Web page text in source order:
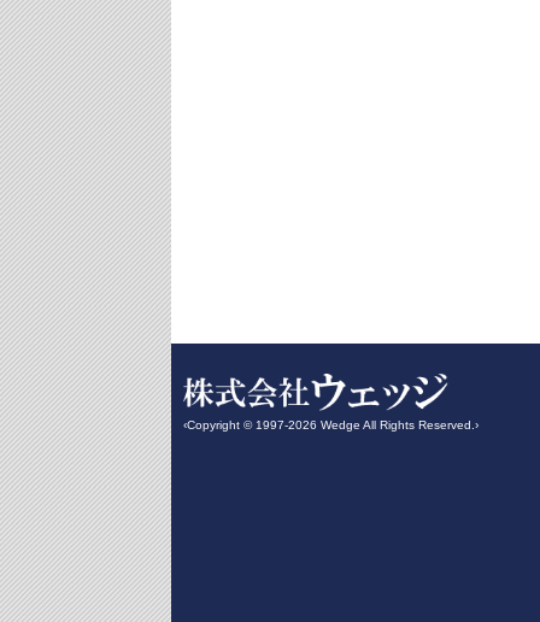
‹Copyright © 1997-2026 Wedge All Rights Reserved.›